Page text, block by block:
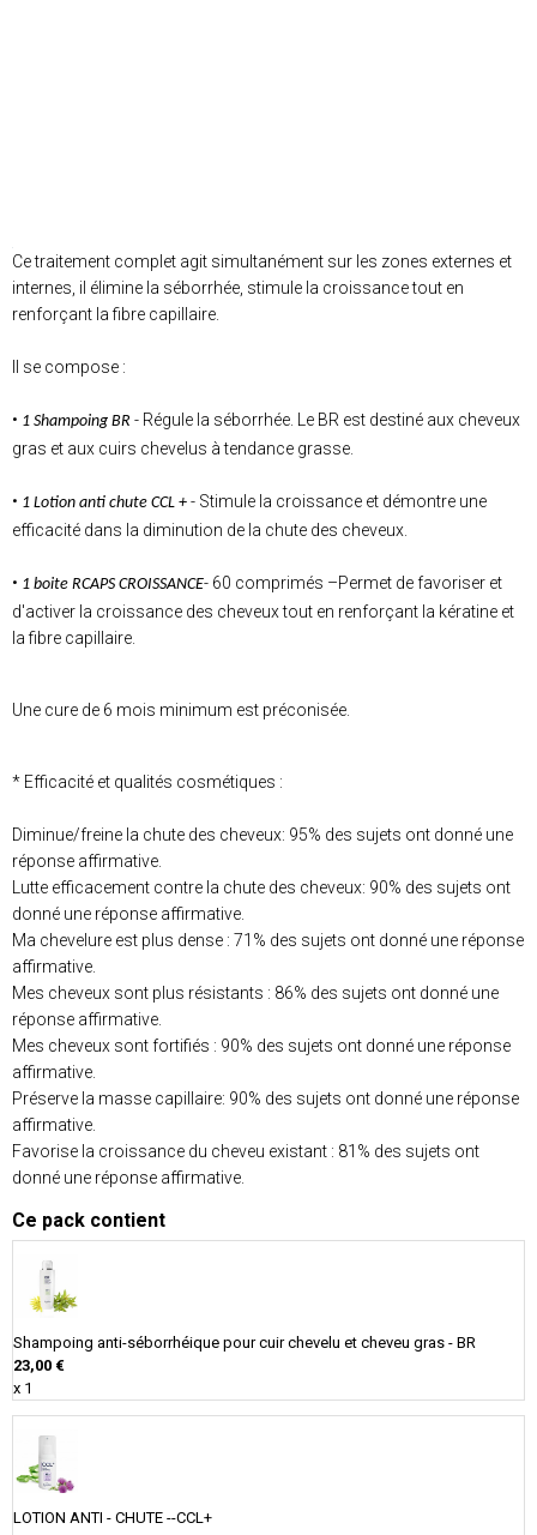
Ce traitement complet agit simultanément sur les zones externes et
internes, il élimine la séborrhée, stimule la croissance tout en
renforçant la fibre capillaire.
Il se compose :
• 1 Shampoing BR - Régule la séborrhée. Le BR est destiné aux cheveux
gras et aux cuirs chevelus à tendance grasse.
• 1 Lotion anti chute CCL + - Stimule la croissance et démontre une
efficacité dans la diminution de la chute des cheveux.
• 1 boite RCAPS CROISSANCE- 60 comprimés –Permet de favoriser et
d'activer la croissance des cheveux tout en renforçant la kératine et
la fibre capillaire.
Une cure de 6 mois minimum est préconisée.
* Efficacité et qualités cosmétiques :
Diminue/freine la chute des cheveux: 95% des sujets ont donné une
réponse affirmative.
Lutte efficacement contre la chute des cheveux: 90% des sujets ont
donné une réponse affirmative.
Ma chevelure est plus dense : 71% des sujets ont donné une réponse
affirmative.
Mes cheveux sont plus résistants : 86% des sujets ont donné une
réponse affirmative.
Mes cheveux sont fortifiés : 90% des sujets ont donné une réponse
affirmative.
Préserve la masse capillaire: 90% des sujets ont donné une réponse
affirmative.
Favorise la croissance du cheveu existant : 81% des sujets ont
donné une réponse affirmative.
Ce pack contient
Shampoing anti-séborrhéique pour cuir chevelu et cheveu gras - BR
23,00 €
x 1
LOTION ANTI - CHUTE --CCL+